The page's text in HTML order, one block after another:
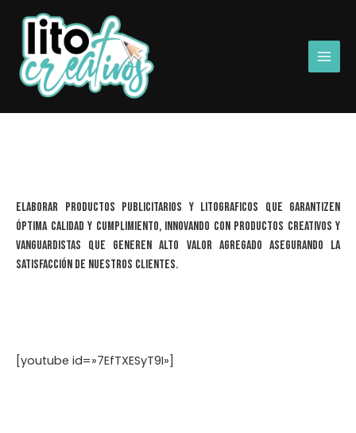
contenido
Elaborar productos publicitarios y litograficos que garantizen
óptima calidad y cumplimiento, innovando con productos creativos y
vanguardistas que generen alto valor agregado asegurando la
satisfacción de nuestros clientes.
[youtube id=»7EfTXESyT9I»]